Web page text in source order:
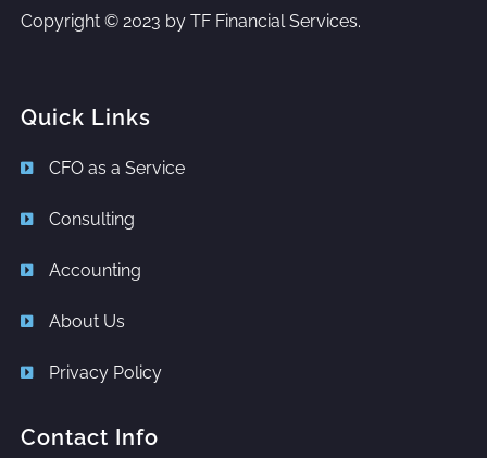
Copyright © 2023 byTF Financial Services.
Quick Links
CFO as a Service
Consulting
Accounting
About Us
Privacy Policy
Contact Info